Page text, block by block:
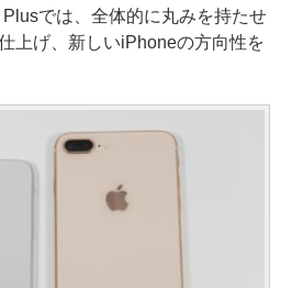
では、全体的に丸みを持たせ
上げ、新しいiPhoneの方向性を